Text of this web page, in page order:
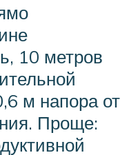
10 метров
м напора от
Проще: